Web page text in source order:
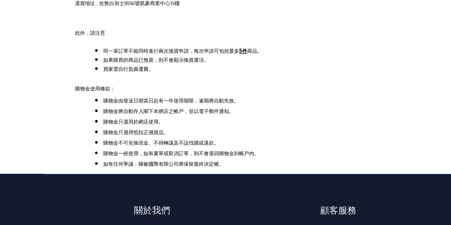
退貨地址 : 佐敦白加士街56號凱豪商業中心15樓
此外，請注意
同一筆訂單不能同時進行兩次換貨申請，每次申請可包括最多5件商品。
如果購買的商品已無貨，則不會顯示換貨選項。
買家需自行負責運費。
購物金使用條款：
購物金由發送日期當日起有一年使用期限，逾期將自動失效。
購物金將自動存入閣下本網店之帳戶，並以電子郵件通知。
購物金只適用於網店使用。
購物金只適用抵扣正價貨品。
購物金不可兌換現金、不得轉讓及不設找贖或退款。
購物金一經使用，如有棄單或取消訂單，則不會退回購物金到帳戶內。
如有任何爭議， 晞敏國際有限公司將保留最終決定權。
關於我們 顧客服務